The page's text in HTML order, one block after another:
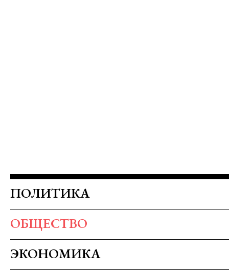
ПОЛИТИКА
ОБЩЕСТВО
ЭКОНОМИКА